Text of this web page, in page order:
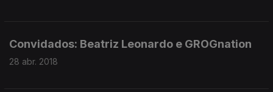
Convidados: Beatriz Leonardo e GROGnation
28 abr. 2018